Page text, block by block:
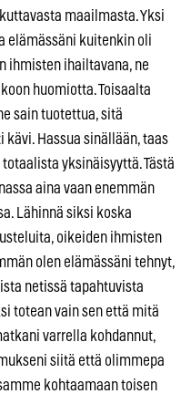
maailmasta. Yksi
elämässäni kuitenkin oli
ihmisten ihailtavana, ne
huomiotta. Toisaalta
sain tuotettua, sitä
Hassua sinällään, taas
yksinäisyyttä. Tästä
aina vaan enemmän
Lähinnä siksi koska
oikeiden ihmisten
olen elämässäni tehnyt,
netissä tapahtuvista
totean vain sen että mitä
varrella kohdannut,
siitä että olimmepa
kohtaamaan toisen